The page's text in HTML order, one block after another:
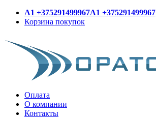
A1 +375291499967A1 +375291499967
Корзина покупок
Оплата
О компании
Контакты